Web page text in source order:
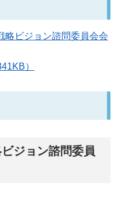
略ビジョン諮問委員会会
）
ジョン諮問委員